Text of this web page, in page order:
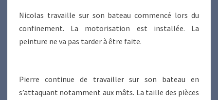
Nicolas travaille sur son bateau commencé lors du
confinement. La motorisation est installée. La
peinture ne va pas tarder à être faite.
Pierre continue de travailler sur son bateau en
s’attaquant notamment aux mâts. La taille des pièces